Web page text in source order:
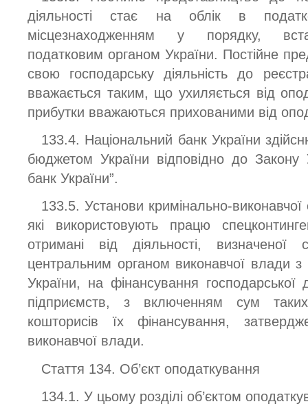
діяльності стає на облік в
місцезнаходженням у порядку,
податковим органом України. Постійне
свою господарську діяльність до
вважається таким, що ухиляється від
прибутки вважаються прихованими від
133.4. Національний банк України
бюджетом України відповідно до Закону
банк України”.
133.5. Установи кримінально-
які використовують працю
отримані від діяльності, визначеної
центральним органом виконавчої влади
України, на фінансування господарської
підприємств, з включенням сум
кошторисів їх фінансування,
виконавчої влади.
Стаття 134. Об’єкт оподаткування
134.1. У цьому розділі об’єктом